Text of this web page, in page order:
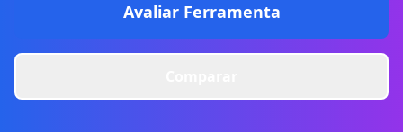
Avaliar Ferramenta